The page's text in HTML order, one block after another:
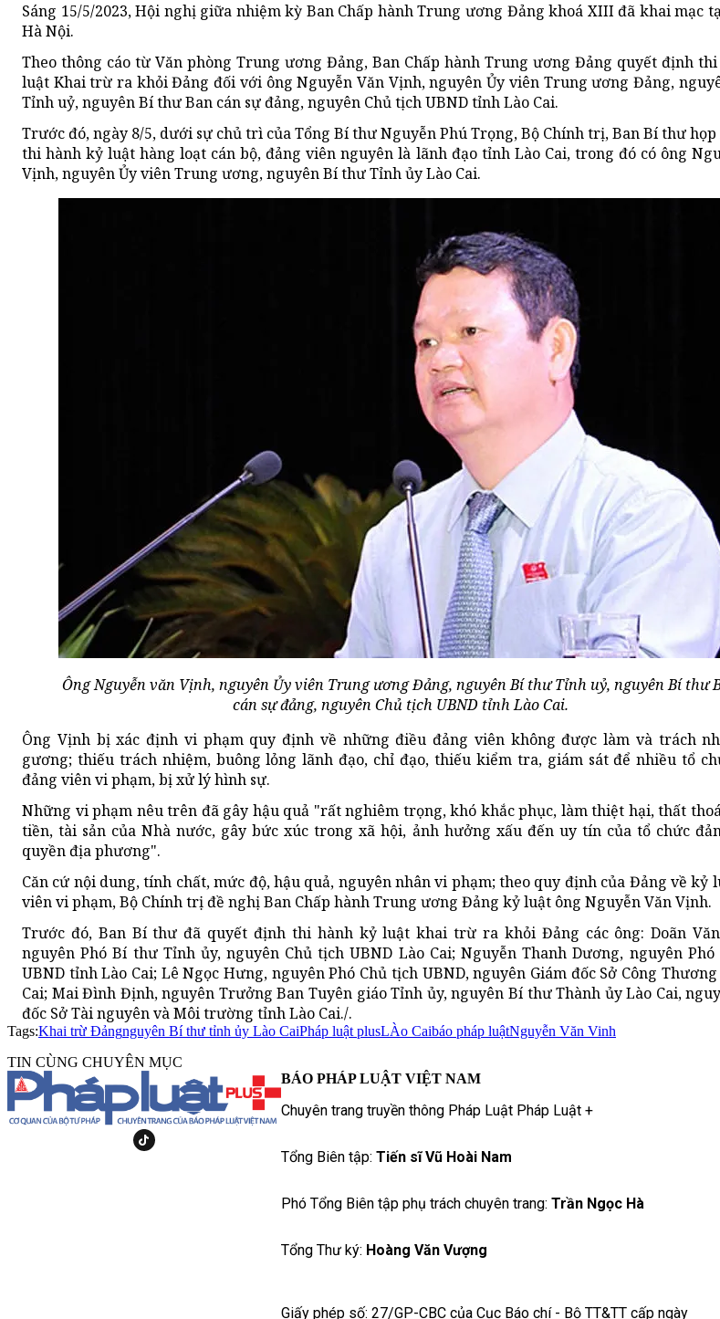
Sáng 15/5/2023, Hội nghị giữa nhiệm kỳ Ban Chấp hành Trung ương Đảng khoá XIII đã khai mạc
Hà Nội.
Theo thông cáo từ Văn phòng Trung ương Đảng, Ban Chấp hành Trung ương Đảng quyết định
luật Khai trừ ra khỏi Đảng đối với ông Nguyễn Văn Vịnh, nguyên Ủy viên Trung ương Đảng,
Tỉnh uỷ, nguyên Bí thư Ban cán sự đảng, nguyên Chủ tịch UBND tỉnh Lào Cai.
Trước đó, ngày 8/5, dưới sự chủ trì của Tổng Bí thư Nguyễn Phú Trọng, Bộ Chính trị, Ban Bí thư
thi hành kỷ luật hàng loạt cán bộ, đảng viên nguyên là lãnh đạo tỉnh Lào Cai, trong đó có ông
Vịnh, nguyên Ủy viên Trung ương, nguyên Bí thư Tỉnh ủy Lào Cai.
Ông Nguyễn văn Vịnh, nguyên Ủy viên Trung ương Đảng, nguyên Bí thư Tỉnh uỷ, nguyên Bí thư
cán sự đảng, nguyên Chủ tịch UBND tỉnh Lào Cai.
Ông Vịnh bị xác định vi phạm quy định về những điều đảng viên không được làm và trách
gương; thiếu trách nhiệm, buông lỏng lãnh đạo, chỉ đạo, thiếu kiểm tra, giám sát để nhiều tổ
đảng viên vi phạm, bị xử lý hình sự.
Những vi phạm nêu trên đã gây hậu quả "rất nghiêm trọng, khó khắc phục, làm thiệt hại, thất
tiền, tài sản của Nhà nước, gây bức xúc trong xã hội, ảnh hưởng xấu đến uy tín của tổ chức
quyền địa phương".
Căn cứ nội dung, tính chất, mức độ, hậu quả, nguyên nhân vi phạm; theo quy định của Đảng về kỷ
viên vi phạm, Bộ Chính trị đề nghị Ban Chấp hành Trung ương Đảng kỷ luật ông Nguyễn Văn Vịnh.
Trước đó, Ban Bí thư đã quyết định thi hành kỷ luật khai trừ ra khỏi Đảng các ông: Doãn
nguyên Phó Bí thư Tỉnh ủy, nguyên Chủ tịch UBND Lào Cai; Nguyễn Thanh Dương, nguyên Phó
UBND tỉnh Lào Cai; Lê Ngọc Hưng, nguyên Phó Chủ tịch UBND, nguyên Giám đốc Sở Công
Cai; Mai Đình Định, nguyên Trưởng Ban Tuyên giáo Tỉnh ủy, nguyên Bí thư Thành ủy Lào Cai,
đốc Sở Tài nguyên và Môi trường tỉnh Lào Cai./.
Tags:Khai trừ Đảngnguyên Bí thư tỉnh ủy Lào CaiPháp luật plusLÀo Caibáo pháp luậtNguyễn Văn Vinh
TIN CÙNG CHUYÊN MỤC
BÁO PHÁP LUẬT VIỆT NAM
Chuyên trang truyền thông Pháp Luật Pháp Luật +
Tổng Biên tập: Tiến sĩ Vũ Hoài Nam
Phó Tổng Biên tập phụ trách chuyên trang: Trần Ngọc Hà
Tổng Thư ký: Hoàng Văn Vượng
Giấy phép số: 27/GP-CBC của Cục Báo chí - Bộ TT&TT cấp ngày